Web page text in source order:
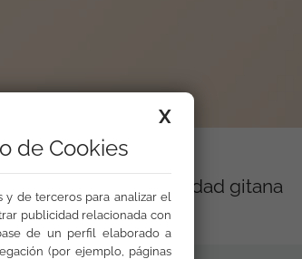
secundaria y comunidad gitana
X
de Cookies
y de terceros para analizar el
publicidad relacionada con
de un perfil elaborado a
(por ejemplo, páginas